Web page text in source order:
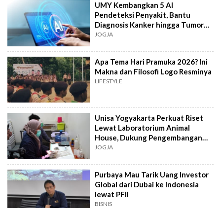
UMY Kembangkan 5 AI
Pendeteksi Penyakit, Bantu
Diagnosis Kanker hingga Tumor
Otak Lebih Cepat
JOGJA
Apa Tema Hari Pramuka 2026? Ini
Makna dan Filosofi Logo Resminya
LIFESTYLE
Unisa Yogyakarta Perkuat Riset
Lewat Laboratorium Animal
House, Dukung Pengembangan
Kandidat Obat
JOGJA
Purbaya Mau Tarik Uang Investor
Global dari Dubai ke Indonesia
lewat PFII
BISNIS